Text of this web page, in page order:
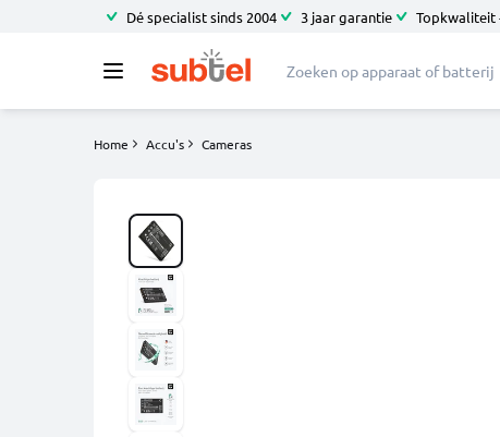
Dé specialist sinds 2004 3 jaar garantie Topkwaliteit
Home Accu's Cameras